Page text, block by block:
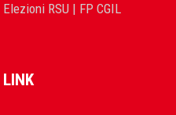
Elezioni RSU | FP CGIL
LINK